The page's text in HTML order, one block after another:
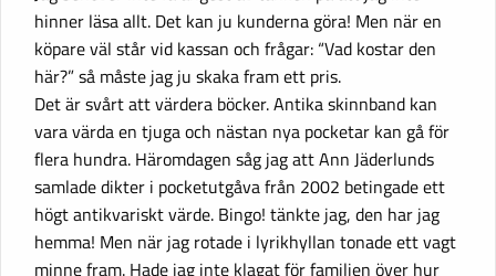
hinner läsa allt. Det kan ju kunderna göra! Men när en
köpare väl står vid kassan och frågar: “Vad kostar den
här?” så måste jag ju skaka fram ett pris.
Det är svårt att värdera böcker. Antika skinnband kan
vara värda en tjuga och nästan nya pocketar kan gå för
flera hundra. Häromdagen såg jag att Ann Jäderlunds
samlade dikter i pocketutgåva från 2002 betingade ett
högt antikvariskt värde. Bingo! tänkte jag, den har jag
hemma! Men när jag rotade i lyrikhyllan tonade ett vagt
minne fram. Hade jag inte klagat för familjen över hur